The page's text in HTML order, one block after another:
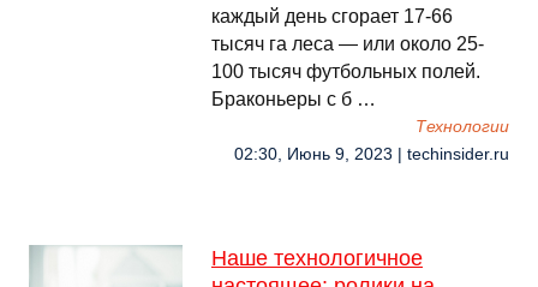
каждый день сгорает 17-66
тысяч га леса — или около 25-
100 тысяч футбольных полей.
Браконьеры с б …
Технологии
02:30, Июнь 9, 2023 | techinsider.ru
Наше технологичное